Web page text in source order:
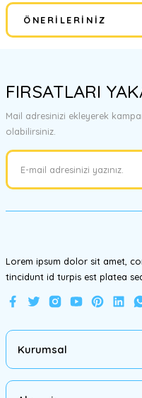
ÖNERILERINIZ
tarafımıza iletebilirsiniz.
Görüş ve önerileriniz için
Ürün resmi kalitesiz, bozuk
Ürün bilgilerinde hatalar
FIRSATLARI
Mail adresinizi ekleyerek
olabilirsiniz.
Lorem ipsum dolor sit amet,
tincidunt id turpis est platea
Kurumsal